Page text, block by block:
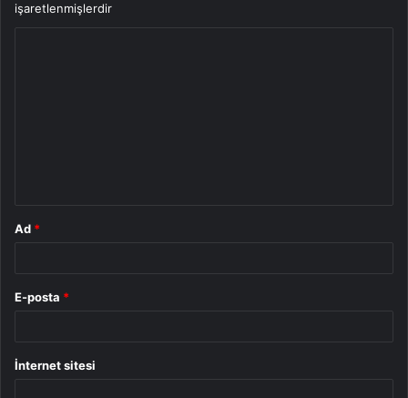
işaretlenmişlerdir
Ad *
E-posta *
İnternet sitesi